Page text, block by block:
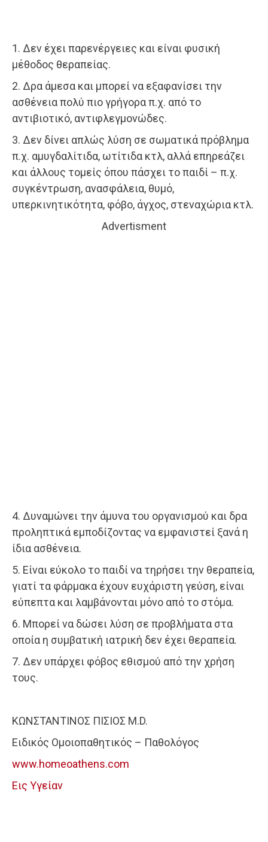
1. Δεν έχει παρενέργειες και είναι φυσική
μέθοδος θεραπείας.
2. Δρα άμεσα και μπορεί να εξαφανίσει την
ασθένεια πολύ πιο γρήγορα π.χ. από το
αντιβιοτικό, αντιφλεγμονώδες.
3. Δεν δίνει απλώς λύση σε σωματικά πρόβλημα
π.χ. αμυγδαλίτιδα, ωτίτιδα κτλ, αλλά επηρεάζει
και άλλους τομείς όπου πάσχει το παιδί – π.χ.
συγκέντρωση, ανασφάλεια, θυμό,
υπερκινητικότητα, φόβο, άγχος, στεναχώρια κτλ.
Advertisment
4. Δυναμώνει την άμυνα του οργανισμού και δρα
προληπτικά εμποδίζοντας να εμφανιστεί ξανά η
ίδια ασθένεια.
5. Είναι εύκολο το παιδί να τηρήσει την θεραπεία,
γιατί τα φάρμακα έχουν ευχάριστη γεύση, είναι
εύπεπτα και λαμβάνονται μόνο από το στόμα.
6. Μπορεί να δώσει λύση σε προβλήματα στα
οποία η συμβατική ιατρική δεν έχει θεραπεία.
7. Δεν υπάρχει φόβος εθισμού από την χρήση
τους.
ΚΩΝΣΤΑΝΤΙΝΟΣ ΠΙΣΙΟΣ M.D.
Ειδικός Ομοιοπαθητικός – Παθολόγος
www.homeoathens.com
Εις Υγείαν